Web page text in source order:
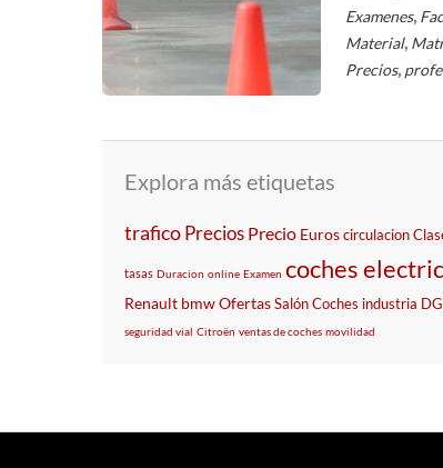
Examenes,
Material,
Precios,
Explora más etiquetas
traficoPrecios Precio Euroscirculacion
tasas Duracion online Examen coches
Renault bmwOfertasSalónCoches industria
seguridad vial Citroën ventas de coches movilidad